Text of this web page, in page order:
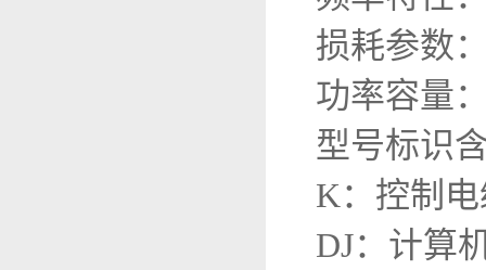
损耗参数
功率容量
型号标识
K：控制
DJ：计算